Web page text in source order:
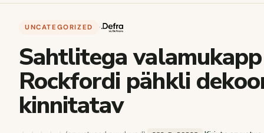
UNCATEGORIZED ·
Sahtlitega
Rockfordi pähkli
kinnitatav